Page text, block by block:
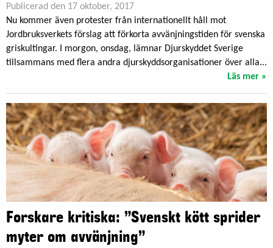
Publicerad den 17 oktober, 2017
Nu kommer även protester från internationellt håll mot
Jordbruksverkets förslag att förkorta avvänjningstiden för svenska
griskultingar. I morgon, onsdag, lämnar Djurskyddet Sverige
tillsammans med flera andra djurskyddsorganisationer över alla...
Läs mer »
Forskare kritiska: ”Svenskt kött sprider
myter om avvänjning”